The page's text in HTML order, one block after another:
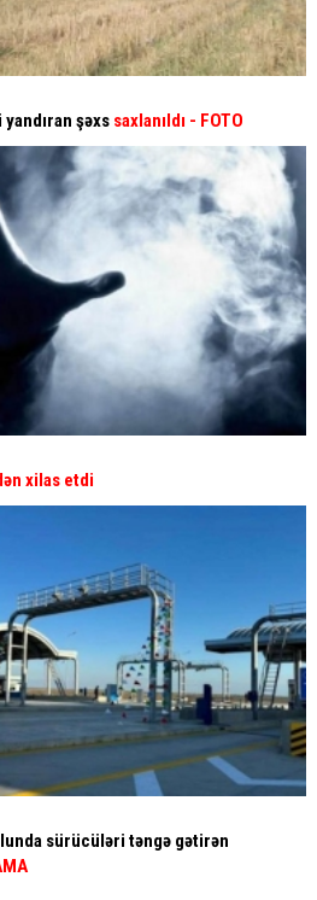
şəxs saxlanıldı - FOTO
xilas etdi
sürücüləri təngə gətirən